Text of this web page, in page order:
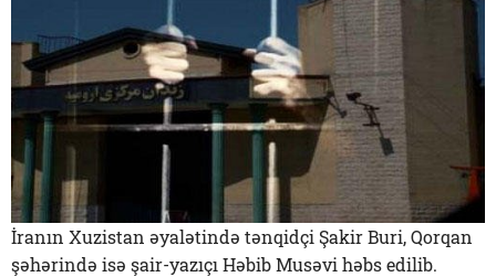
İranın Xuzistan əyalətində tənqidçi Şakir Buri, Qorqan
şəhərində isə şair-yazıçı Həbib Musəvi həbs edilib.